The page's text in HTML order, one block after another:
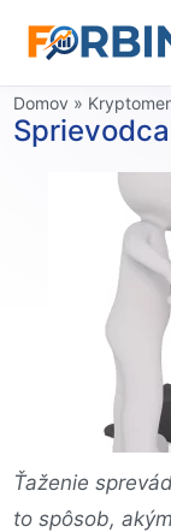
Domov »
Ťaženie
to spôsob,